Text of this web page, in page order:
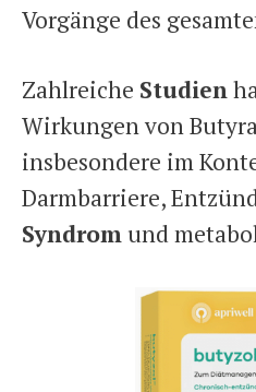
Vorgänge des
Zahlreiche Studien
Wirkungen von
insbesondere im
Darmbarriere,
Syndrom und